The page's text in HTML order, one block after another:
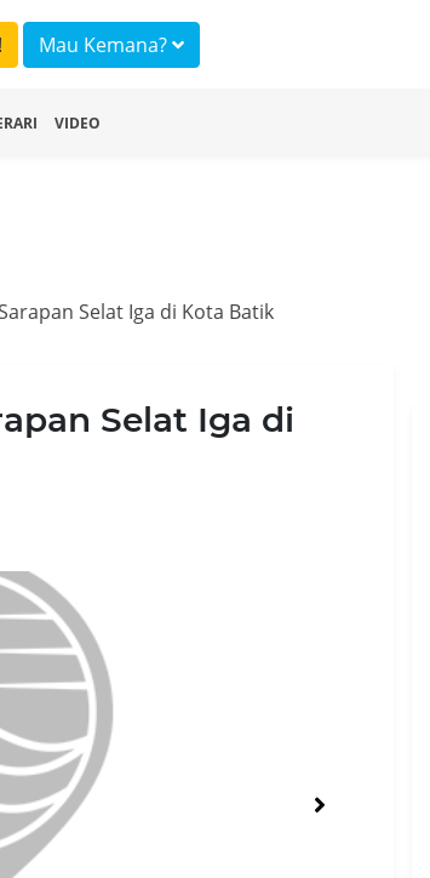
Mau Kemana?
VIDEO
Selat Iga di Kota Batik
Selat Iga di